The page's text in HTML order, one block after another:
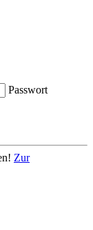
Passwort
Zur